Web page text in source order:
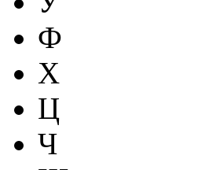
Ф
Х
Ц
Ч